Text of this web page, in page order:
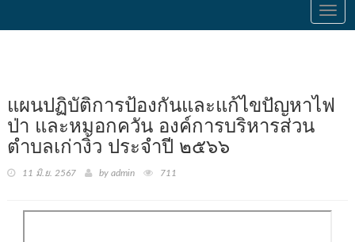
แผนปฏิบัติการป้องกันและแก้ไขปัญหาไฟ
ป่า และหมอกควัน องค์การบริหารส่วน
ตำบลเก่างิ้ว ประจำปี ๒๕๖๖
11 มิ.ย. 2567 by admin 711